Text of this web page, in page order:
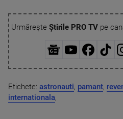
Urmărește Știrile PRO TVpe
Etichete: astronauti, pamant,
internationala,